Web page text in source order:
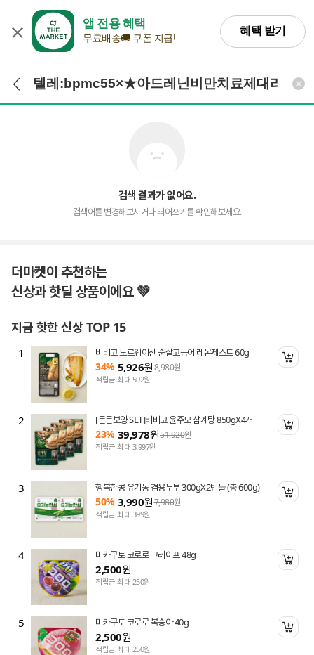
앱 전용 혜택
무료배송🚚 쿠폰 지급!
혜택 받기
검색어 입력 검
검색 결과가 없어요.
검색어를 변경해보시거나 띄어쓰기를 확인해보세요.
더마켓이 추천하는
신상과 핫딜 상품이에요 💚
지금 핫한 신상 TOP 15
담기
담기
담기
담기
담기
1 비비고 노르웨이산 순살고등어 레몬제스트 60g
34% 5,926원8,980원
적립금 최대 592원
2 [든든보양 SET]비비고 윤주모 삼계탕 850gX4개
23% 39,978원51,920원
적립금 최대 3,997원
3 행복한콩 유기농 겸용두부 300gX2번들 (총 600g)
50% 3,990원7,980원
적립금 최대 399원
4 미카구토 코로로 그레이프 48g
2,500원
적립금 최대 250원
5 미카구토 코로로 복숭아 40g
2,500원
적립금 최대 250원